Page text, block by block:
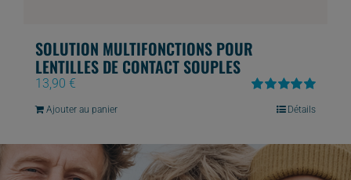
SOLUTION MULTIFONCTIONS POUR
LENTILLES DE CONTACT SOUPLES
5.00
13,90 €
Ajouter au panier Détails